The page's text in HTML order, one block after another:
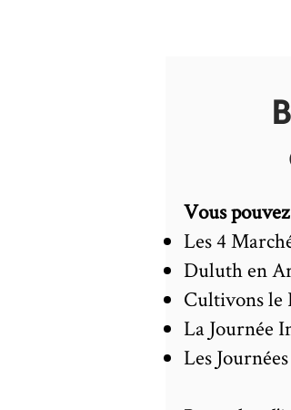
Vous
Les 4
Duluth en
Cultivons le
La Journée
Les